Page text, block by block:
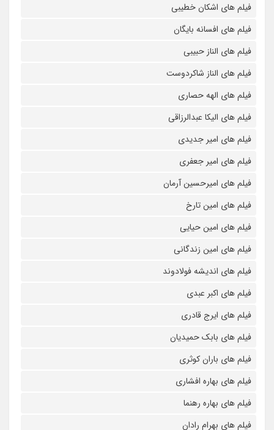
فیلم های اشکان خطیبی
فیلم های افسانه بایگان
فیلم های الناز حبیبی
فیلم های الناز شاکردوست
فیلم های الهه حصاری
فیلم های الیکا عبدالرزاقی
فیلم های امیر جدیدی
فیلم های امیر جعفری
فیلم های امیرحسین آرمان
فیلم های امین تارخ
فیلم های امین حیایی
فیلم های امین زندگانی
فیلم های اندیشه فولادوند
فیلم های اکبر عبدی
فیلم های ایرج قادری
فیلم های بابک حمیدیان
فیلم های باران کوثری
فیلم های بهاره افشاری
فیلم های بهاره رهنما
فیلم های بهرام رادان